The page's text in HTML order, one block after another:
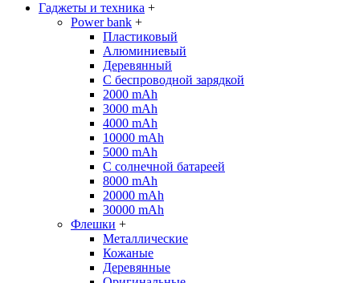
Гаджеты и техника +
Power bank +
Пластиковый
Алюминиевый
Деревянный
С беспроводной зарядкой
2000 mAh
3000 mAh
4000 mAh
10000 mAh
5000 mAh
С солнечной батареей
8000 mAh
20000 mAh
30000 mAh
Флешки +
Металлические
Кожаные
Деревянные